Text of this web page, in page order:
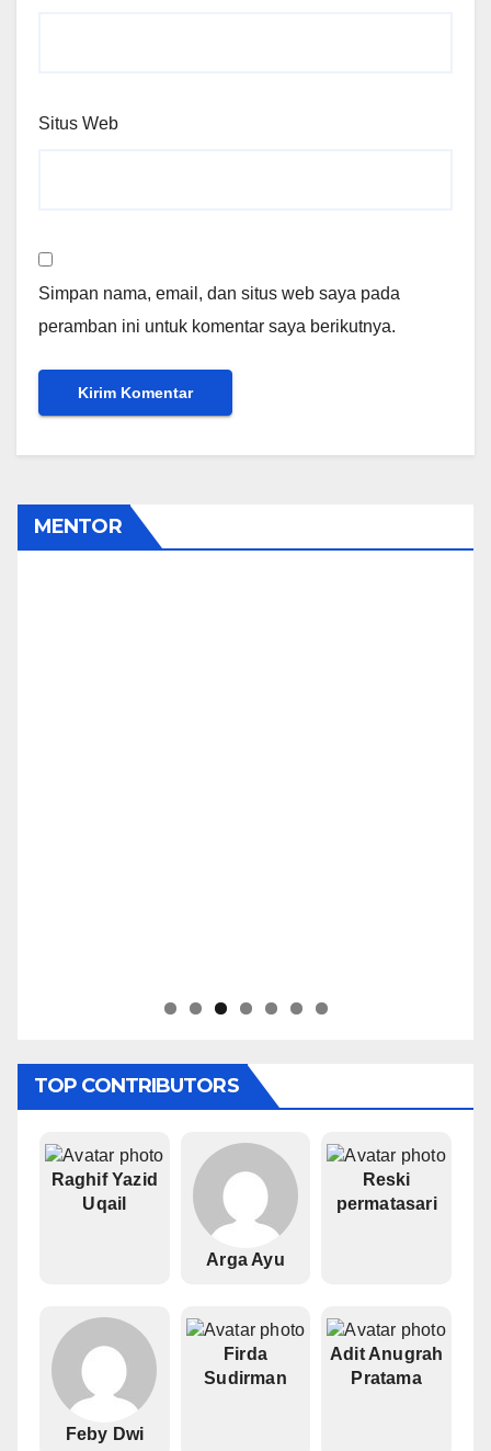
Situs Web
Simpan nama, email, dan situs web saya pada
peramban ini untuk komentar saya berikutnya.
MENTOR
Pipiet Senja
TOP CONTRIBUTORS
Raghif Yazid
Uqail
Arga Ayu
Reski
permatasari
Feby Dwi
Firda
Sudirman
Adit Anugrah
Pratama